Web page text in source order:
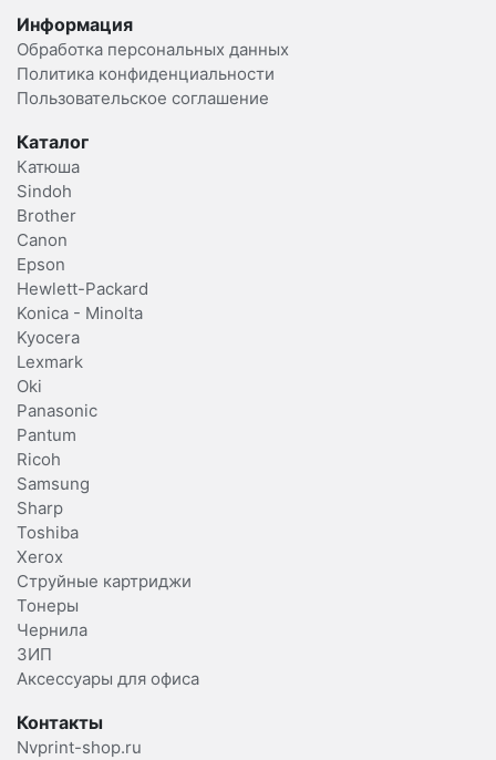
Информация
Обработка персональных данных
Политика конфиденциальности
Пользовательское соглашение
Каталог
Катюша
Sindoh
Brother
Canon
Epson
Hewlett-Packard
Konica - Minolta
Kyocera
Lexmark
Oki
Panasonic
Pantum
Ricoh
Samsung
Sharp
Toshiba
Xerox
Струйные картриджи
Тонеры
Чернила
ЗИП
Аксессуары для офиса
Контакты
Nvprint-shop.ru